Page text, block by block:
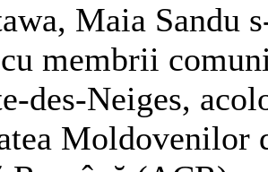
Maia Sandu
membrii
des-Neiges,
Moldovenilor